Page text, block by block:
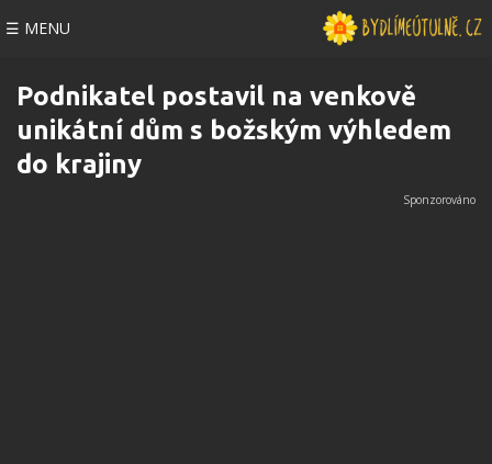
☰ MENU
Podnikatel postavil na venkově
unikátní dům s božským výhledem
do krajiny